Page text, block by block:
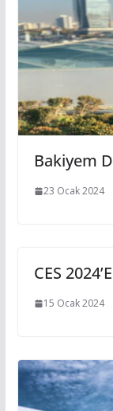
Bakiyem
23 Ocak 2024
CES
15 Ocak 2024